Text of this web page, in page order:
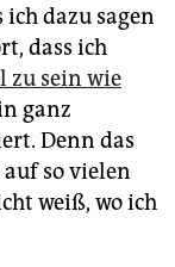
ich dazu sagen
dass ich
zu sein wie
ganz
Denn das
so vielen
weiß, wo ich